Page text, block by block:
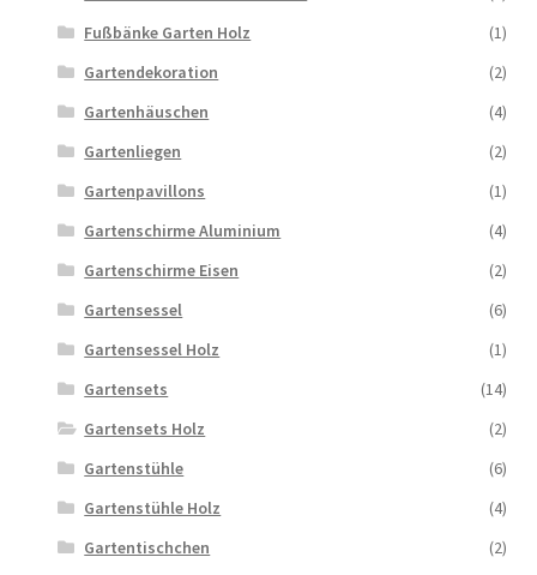
Fußbänke Garten Holz
(1)
Gartendekoration
(2)
Gartenhäuschen
(4)
Gartenliegen
(2)
Gartenpavillons
(1)
Gartenschirme Aluminium
(4)
Gartenschirme Eisen
(2)
Gartensessel
(6)
Gartensessel Holz
(1)
Gartensets
(14)
Gartensets Holz
(2)
Gartenstühle
(6)
Gartenstühle Holz
(4)
Gartentischchen
(2)